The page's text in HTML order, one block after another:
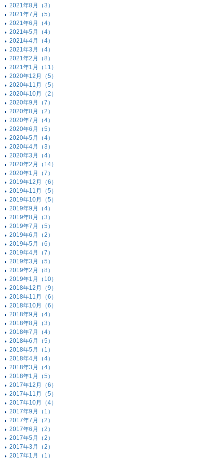
2021年8月（3）
2021年7月（5）
2021年6月（4）
2021年5月（4）
2021年4月（4）
2021年3月（4）
2021年2月（8）
2021年1月（11）
2020年12月（5）
2020年11月（5）
2020年10月（2）
2020年9月（7）
2020年8月（2）
2020年7月（4）
2020年6月（5）
2020年5月（4）
2020年4月（3）
2020年3月（4）
2020年2月（14）
2020年1月（7）
2019年12月（6）
2019年11月（5）
2019年10月（5）
2019年9月（4）
2019年8月（3）
2019年7月（5）
2019年6月（2）
2019年5月（6）
2019年4月（7）
2019年3月（5）
2019年2月（8）
2019年1月（10）
2018年12月（9）
2018年11月（6）
2018年10月（6）
2018年9月（4）
2018年8月（3）
2018年7月（4）
2018年6月（5）
2018年5月（1）
2018年4月（4）
2018年3月（4）
2018年1月（5）
2017年12月（6）
2017年11月（5）
2017年10月（4）
2017年9月（1）
2017年7月（2）
2017年6月（2）
2017年5月（2）
2017年3月（2）
2017年1月（1）